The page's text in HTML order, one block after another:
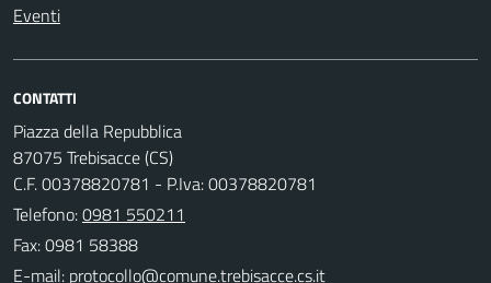
Eventi
CONTATTI
Piazza della Repubblica
87075 Trebisacce (CS)
C.F. 00378820781 - P.Iva: 00378820781
Telefono:0981 550211
Fax: 0981 58388
E-mail: